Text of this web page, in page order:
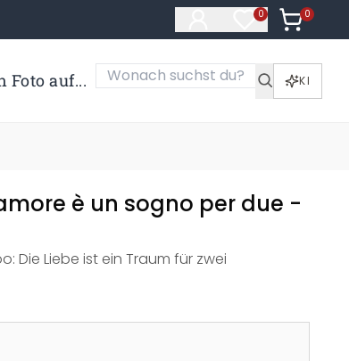
0
Artikel im
0
Artikel
Foto auf... KI
è un sogno per due -
Die Liebe ist ein Traum für zwei